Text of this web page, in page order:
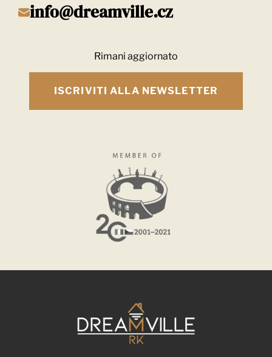
info@dreamville.cz
Rimani aggiornato
ISCRIVITI ALLA NEWSLETTER